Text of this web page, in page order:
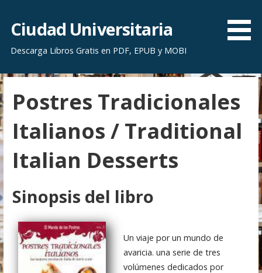
r
a
l
c
o
n
e
n
i
d
o
Ciudad Universitaria
Descarga Libros Gratis en PDF, EPUB y MOBI
Postres Tradicionales
Italianos / Traditional
Italian Desserts
Sinopsis del libro
Un viaje por un mundo de
avaricia. una serie de tres
volúmenes dedicados por